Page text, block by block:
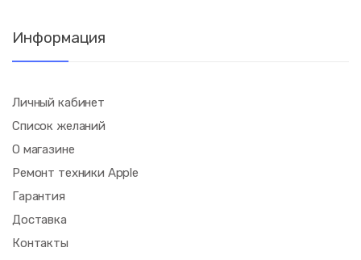
Информация
Личный кабинет
Список желаний
О магазине
Ремонт техники Apple
Гарантия
Доставка
Контакты